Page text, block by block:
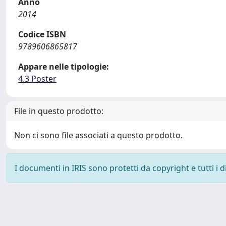
2014
Codice ISBN
9789606865817
Appare nelle tipologie:
4.3 Poster
File in questo prodotto:
Non ci sono file associati a questo prodotto.
I documenti in IRIS sono protetti da copyright e tutti i